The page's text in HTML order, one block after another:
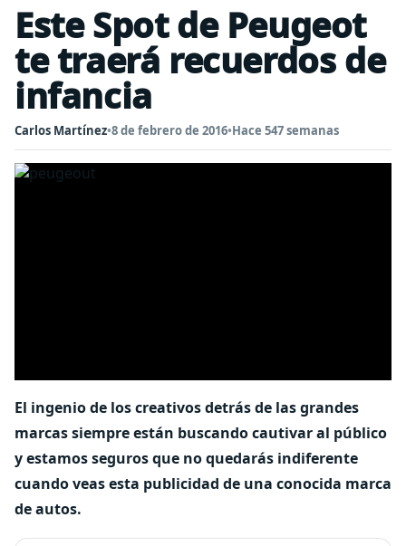
Este Spot de Peugeot
te traerá recuerdos de
infancia
Carlos Martínez•8 de febrero de 2016•Hace 547 semanas
El ingenio de los creativos detrás de las grandes
marcas siempre están buscando cautivar al público
y estamos seguros que no quedarás indiferente
cuando veas esta publicidad de una conocida marca
de autos.